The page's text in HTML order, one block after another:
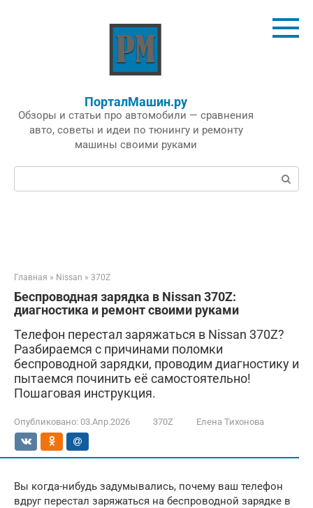
ПорталМашин.ру
Обзоры и статьи про автомобили — сравнения
авто, советы и идеи по тюнингу и ремонту
машины своими руками
Поиск:
Главная » Nissan » 370Z
Беспроводная зарядка в Nissan 370Z:
диагностика и ремонт своими руками
Телефон перестал заряжаться в Nissan 370Z?
Разбираемся с причинами поломки
беспроводной зарядки, проводим диагностику и
пытаемся починить её самостоятельно!
Пошаговая инструкция.
Опубликовано: 03.Апр.2026 370Z Елена Тихонова
Вы когда-нибудь задумывались, почему ваш телефон
вдруг перестал заряжаться на беспроводной зарядке в